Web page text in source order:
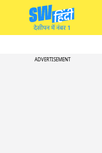
ADVERTISEMENT